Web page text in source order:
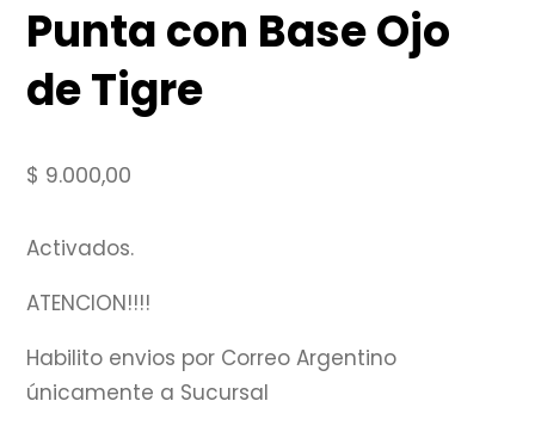
Punta con Base Ojo
de Tigre
$ 9.000,00
Activados.
ATENCION!!!!
Habilito envios por Correo Argentino
únicamente a Sucursal